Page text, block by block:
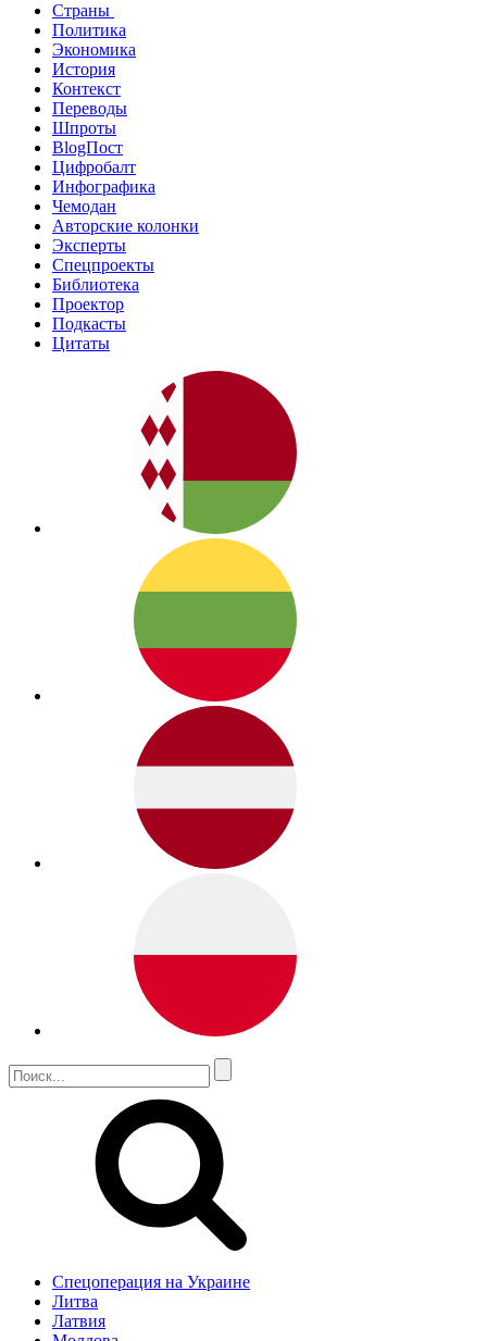
Страны
Политика
Экономика
История
Контекст
Переводы
Шпроты
BlogПост
Цифробалт
Инфографика
Чемодан
Авторские колонки
Эксперты
Спецпроекты
Библиотека
Проектор
Подкасты
Цитаты
Спецоперация на Украине
Литва
Латвия